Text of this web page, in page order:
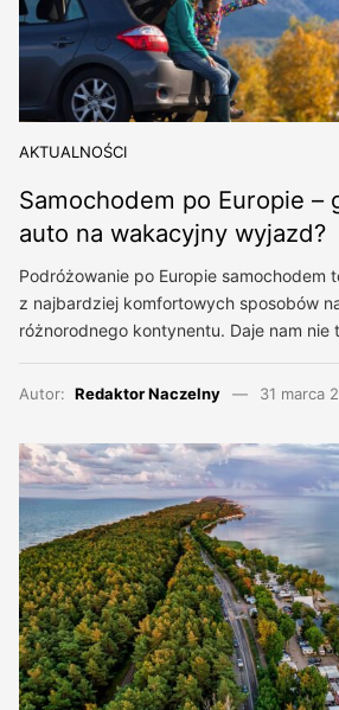
AKTUALNOŚCI
Samochodem po Europie –
auto na wakacyjny wyjazd?
Podróżowanie po Europie samochodem
z najbardziej komfortowych sposobów
różnorodnego kontynentu. Daje nam nie
Autor: Redaktor Naczelny 31 marca